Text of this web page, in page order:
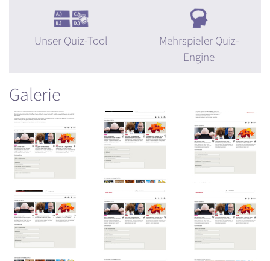
Unser Quiz-Tool
Mehrspieler Quiz-
Engine
Galerie